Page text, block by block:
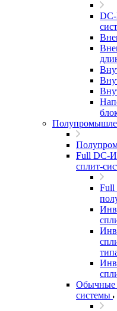
Full DC-
сплит-
Full
Обычные
системы